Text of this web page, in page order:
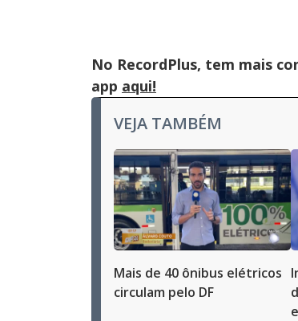
No RecordPlus, tem mais
app aqui!
VEJA TAMBÉM
Mais de 40 ônibus elétricos
circulam pelo DF